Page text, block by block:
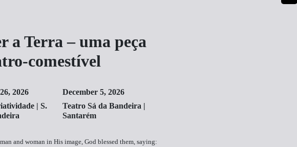
a Terra – uma peça
comestível
2026
| S.
December 5, 2026
Teatro Sá da Bandeira |
Santarém
and woman in His image, God blessed them, saying: